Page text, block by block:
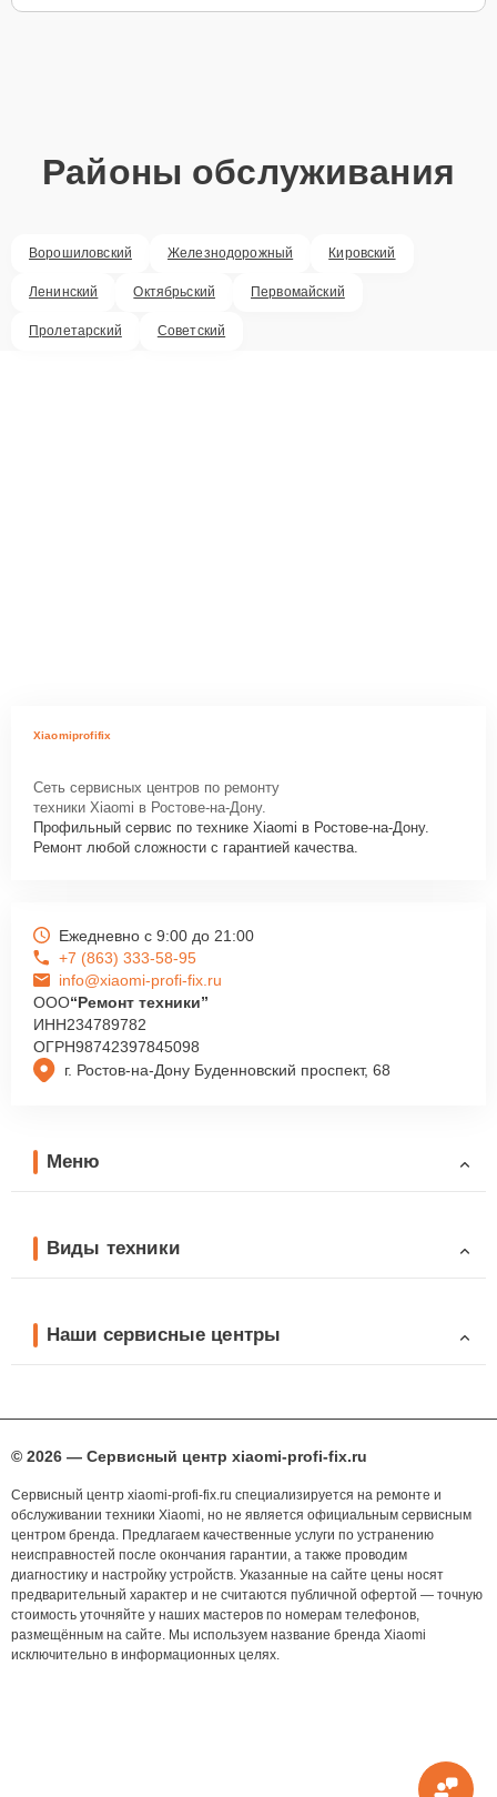
Районы обслуживания
Ворошиловский Железнодорожный Кировский
Ленинский Октябрьский Первомайский
Пролетарский Советский
Xiaomiprofifix
Сеть сервисных центров по ремонту
техники Xiaomi в Ростове-на-Дону.
Профильный сервис по технике Xiaomi в Ростове-на-Дону.
Ремонт любой сложности с гарантией качества.
г. Ростов-на-Дону Буденновский проспект, 68
Ежедневно с 9:00 до 21:00
+7 (863) 333-58-95
info@xiaomi-profi-fix.ru
ООО“Ремонт техники”
ИНН234789782
ОГРН98742397845098
Меню
Виды техники
Наши сервисные центры
© 2026 — Сервисный центр xiaomi-profi-fix.ru
Сервисный центр xiaomi-profi-fix.ru специализируется на ремонте и
обслуживании техники Xiaomi, но не является официальным сервисным
центром бренда. Предлагаем качественные услуги по устранению
неисправностей после окончания гарантии, а также проводим
диагностику и настройку устройств. Указанные на сайте цены носят
предварительный характер и не считаются публичной офертой — точную
стоимость уточняйте у наших мастеров по номерам телефонов,
размещённым на сайте. Мы используем название бренда Xiaomi
исключительно в информационных целях.